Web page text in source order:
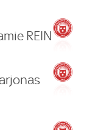
REIN